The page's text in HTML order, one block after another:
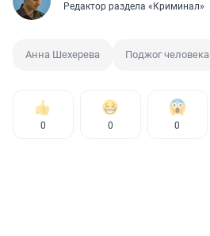
Редактор раздела «Криминал»
Анна Шехерева Поджог человека
0 0 0